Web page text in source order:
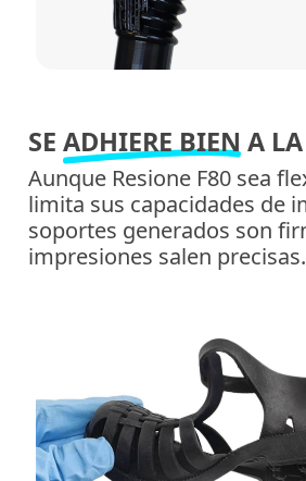
SE ADHIERE BIEN A
Aunque Resione F80 sea
limita sus capacidades de
soportes generados son
impresiones salen precisas.